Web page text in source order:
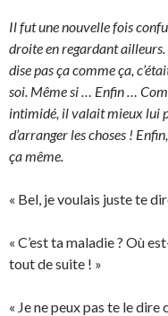
Il fut une nouvelle fois
droite en regardant ailleurs.
dise pas ça comme ça,
soi. Même si … Enfin …
intimidé, il valait mieux lui
d’arranger les choses !
ça même.
« Bel, je voulais juste te
« C’est ta maladie ? Où
tout de suite ! »
« Je ne peux pas te le dire